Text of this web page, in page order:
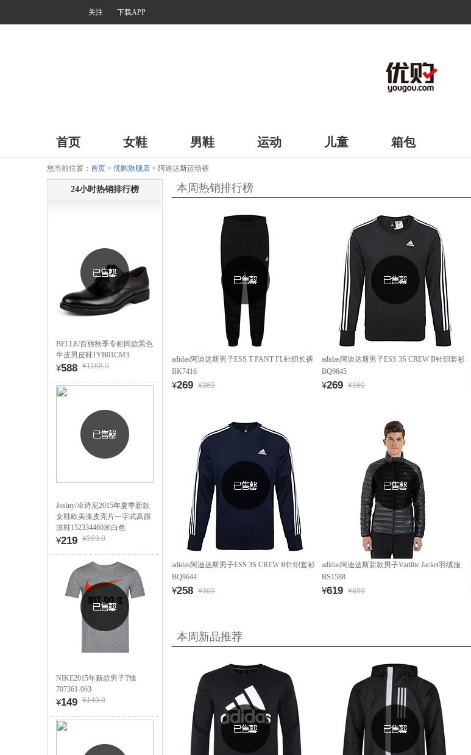
关注 下载APP
首页 女鞋 男鞋 运动 儿童 箱包
您当前位置： 首页 > 优购旗舰店 > 阿迪达斯运动裤
24小时热销排行榜
BELLE/百丽秋季专柜同款黑色
牛皮男皮鞋1YB01CM3
¥588 ¥1168.0
Josiny/卓诗尼2015年夏季新款
女鞋欧美漆皮亮片一字式高跟
凉鞋152334460米白色
¥219 ¥369.0
NIKE2015年新款男子T恤
707361-063
¥149 ¥149.0
本周热销排行榜
adidas阿迪达斯男子ESS T PANT FL针织长裤
BK7416
¥269 ¥369
adidas阿迪达斯男子ESS 3S CREW B针织套衫
BQ9645
¥269 ¥369
adidas阿迪达斯男子ESS 3S CREW B针织套衫
BQ9644
¥258 ¥369
adidas阿迪达斯新款男子Varilite Jacket羽绒服
BS1588
¥619 ¥899
本周新品推荐